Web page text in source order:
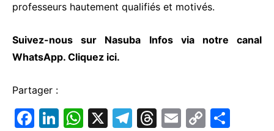
professeurs hautement qualifiés et motivés.
Suivez-nous sur Nasuba Infos via notre canal
WhatsApp. Cliquez ici.
Partager :
F
Li W X
T
T
E
C